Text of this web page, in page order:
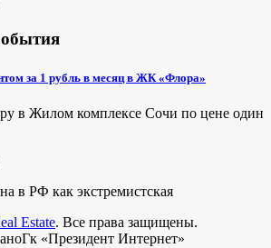
за 1 рубль в месяц в ЖК «Флора»
в Жилом комплексе Сочи по цене один
в РФ как экстремистская
Estate. Все права защищены.
«Президент Интернет»